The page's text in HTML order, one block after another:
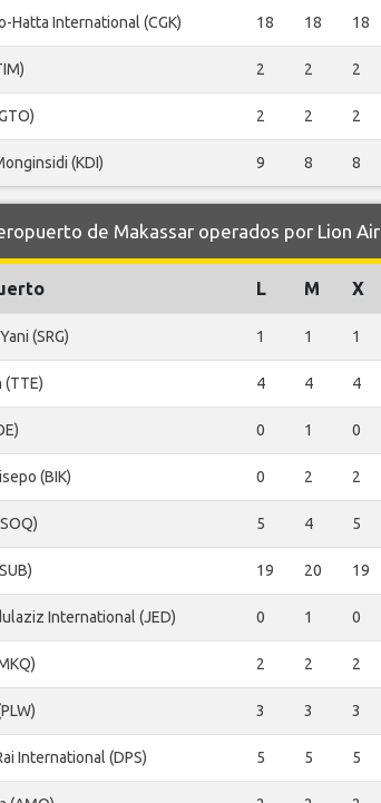
Hatta International (CGK) 18 18 18
2 2 2
2 2 2
(KDI) 9 8 8
de Makassar operados por Lion Air
L M X
(SRG) 1 1 1
(TTE) 4 4 4
0 1 0
(BIK) 0 2 2
5 4 5
19 20 19
International (JED) 0 1 0
2 2 2
3 3 3
International (DPS) 5 5 5